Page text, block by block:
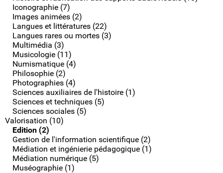
Iconographie (7)
Images animées (2)
Langues et littératures (22)
Langues rares ou mortes (3)
Multimédia (3)
Musicologie (11)
Numismatique (4)
Philosophie (2)
Photographies (4)
Sciences auxiliaires de l'histoire (1)
Sciences et techniques (5)
Sciences sociales (5)
Valorisation (10)
Edition (2)
Gestion de l'information scientifique (2)
Médiation et ingénierie pédagogique (1)
Médiation numérique (5)
Muséographie (1)